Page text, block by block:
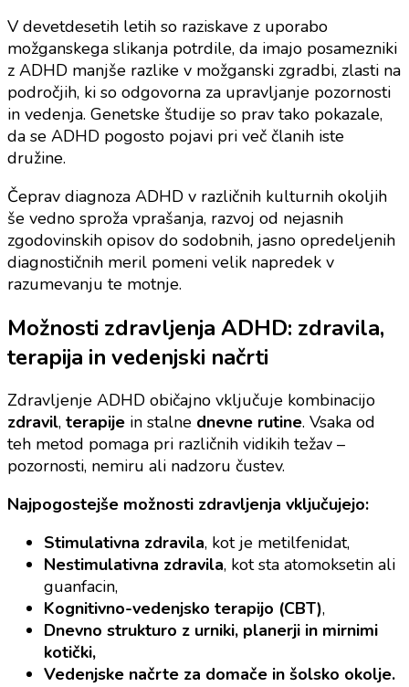
V devetdesetih letih so raziskave z uporabo
možganskega slikanja potrdile, da imajo posamezniki
z ADHD manjše razlike v možganski zgradbi, zlasti na
področjih, ki so odgovorna za upravljanje pozornosti
in vedenja. Genetske študije so prav tako pokazale,
da se ADHD pogosto pojavi pri več članih iste
družine.
Čeprav diagnoza ADHD v različnih kulturnih okoljih
še vedno sproža vprašanja, razvoj od nejasnih
zgodovinskih opisov do sodobnih, jasno opredeljenih
diagnostičnih meril pomeni velik napredek v
razumevanju te motnje.
Možnosti zdravljenja ADHD: zdravila,
terapija in vedenjski načrti
Zdravljenje ADHD običajno vključuje kombinacijo
zdravil, terapije in stalne dnevne rutine. Vsaka od
teh metod pomaga pri različnih vidikih težav –
pozornosti, nemiru ali nadzoru čustev.
Najpogostejše možnosti zdravljenja vključujejo:
Stimulativna zdravila, kot je metilfenidat,
Nestimulativna zdravila, kot sta atomoksetin ali
guanfacin,
Kognitivno-vedenjsko terapijo (CBT),
Dnevno strukturo z urniki, planerji in mirnimi
kotički,
Vedenjske načrte za domače in šolsko okolje.